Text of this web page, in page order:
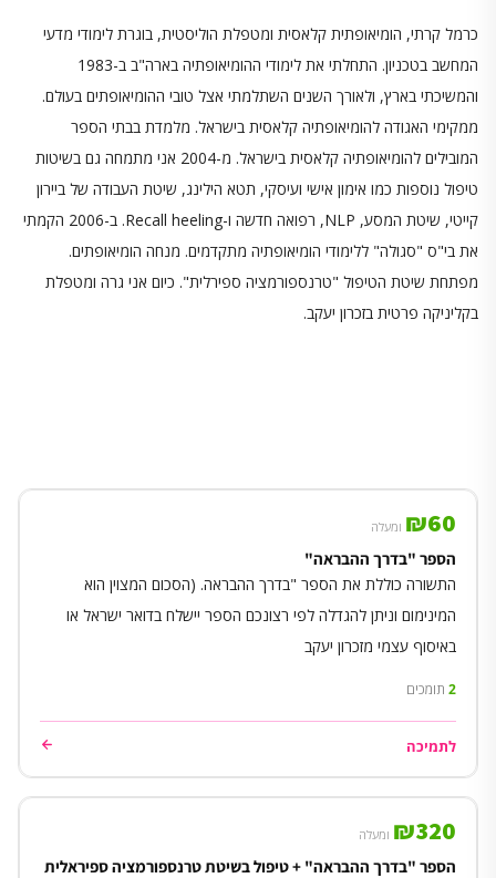
כרמל קרתי, הומיאופתית קלאסית ומטפלת הוליסטית, בוגרת לימודי מדעי
המחשב בטכניון. התחלתי את לימודי ההומיאופתיה בארה"ב ב-1983
והמשיכתי בארץ, ולאורך השנים השתלמתי אצל טובי ההומיאופתים בעולם.
ממקימי האגודה להומיאופתיה קלאסית בישראל. מלמדת בבתי הספר
המובילים להומיאופתיה קלאסית בישראל. מ-2004 אני מתמחה גם בשיטות
טיפול נוספות כמו אימון אישי ועיסקי, תטא הילינג, שיטת העבודה של ביירון
קייטי, שיטת המסע, NLP, רפואה חדשה ו-Recall heeling. ב-2006 הקמתי
את בי"ס "סגולה" ללימודי הומיאופתיה מתקדמים. מנחה הומיאופתים.
מפתחת שיטת הטיפול "טרנספורמציה ספירלית". כיום אני גרה ומטפלת
בקליניקה פרטית בזכרון יעקב.
₪60 ומעלה
הספר "בדרך ההבראה"
התשורה כוללת את הספר "בדרך ההבראה. (הסכום המצוין הוא
המינימום וניתן להגדלה לפי רצונכם הספר יישלח בדואר ישראל או
באיסוף עצמי מזכרון יעקב
2 תומכים
לתמיכה
₪320 ומעלה
הספר "בדרך ההבראה" + טיפול בשיטת טרנספורמציה ספיראלית